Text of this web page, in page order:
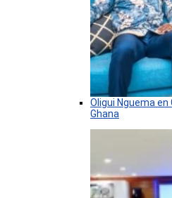
Oligui Nguema
Ghana